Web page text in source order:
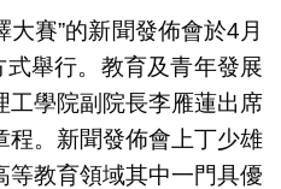
大賽”的新聞發佈會於4月
舉行。教育及青年發展
工學院副院長李雁蓮出席
程。新聞發佈會上丁少雄
等教育領域其中一門具優